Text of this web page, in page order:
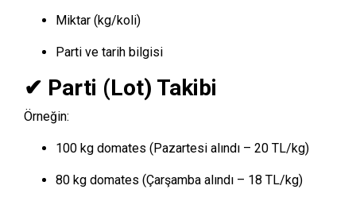
Miktar (kg/koli)
Parti ve tarih bilgisi
✔ Parti (Lot) Takibi
Örneğin:
100 kg domates (Pazartesi alındı – 20 TL/kg)
80 kg domates (Çarşamba alındı – 18 TL/kg)